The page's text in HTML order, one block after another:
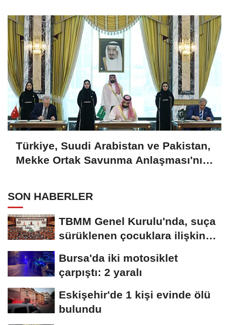
Türkiye, Suudi Arabistan ve Pakistan,
Mekke Ortak Savunma Anlaşması'nı
SON HABERLER
TBMM Genel Kurulu'nda, suça
sürüklenen çocuklara ilişkin
Bursa'da iki motosiklet
çarpıştı: 2 yaralı
Eskişehir'de 1 kişi evinde ölü
bulundu